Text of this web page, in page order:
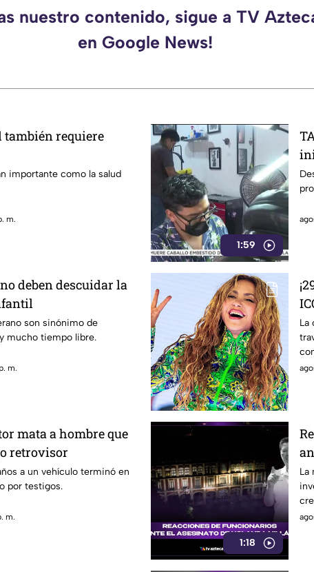
nuestro contenido, sigue a TV
en Google News!
también requiere
importante como la salud
m.
1:59
deben descuidar la
son sinónimo de
mucho tiempo libre.
m.
La
mata a hombre que
retrovisor
a un vehículo terminó en
por testigos.
m.
1:18
La